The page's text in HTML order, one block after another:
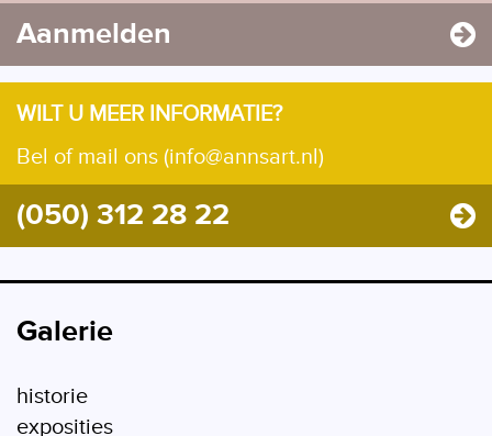
Aanmelden
WILT U MEER INFORMATIE?
Bel of mail ons (info@annsart.nl)
(050) 312 28 22
Galerie
historie
exposities